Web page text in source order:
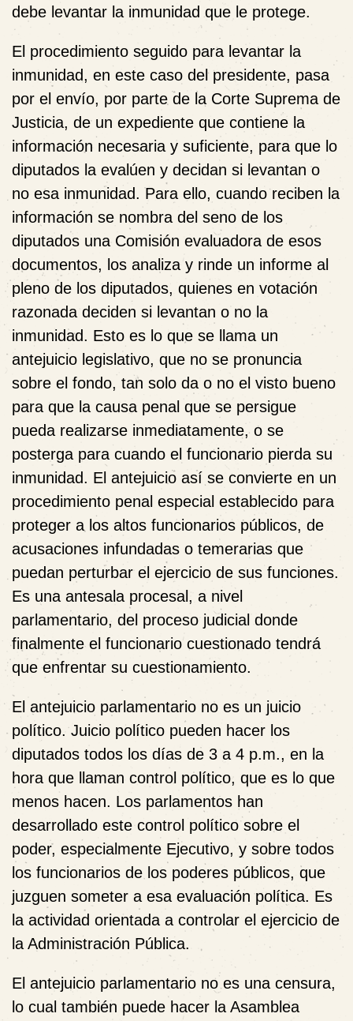
debe levantar la inmunidad que le protege.
El procedimiento seguido para levantar la
inmunidad, en este caso del presidente, pasa
por el envío, por parte de la Corte Suprema de
Justicia, de un expediente que contiene la
información necesaria y suficiente, para que lo
diputados la evalúen y decidan si levantan o
no esa inmunidad. Para ello, cuando reciben la
información se nombra del seno de los
diputados una Comisión evaluadora de esos
documentos, los analiza y rinde un informe al
pleno de los diputados, quienes en votación
razonada deciden si levantan o no la
inmunidad. Esto es lo que se llama un
antejuicio legislativo, que no se pronuncia
sobre el fondo, tan solo da o no el visto bueno
para que la causa penal que se persigue
pueda realizarse inmediatamente, o se
posterga para cuando el funcionario pierda su
inmunidad. El antejuicio así se convierte en un
procedimiento penal especial establecido para
proteger a los altos funcionarios públicos, de
acusaciones infundadas o temerarias que
puedan perturbar el ejercicio de sus funciones.
Es una antesala procesal, a nivel
parlamentario, del proceso judicial donde
finalmente el funcionario cuestionado tendrá
que enfrentar su cuestionamiento.
El antejuicio parlamentario no es un juicio
político. Juicio político pueden hacer los
diputados todos los días de 3 a 4 p.m., en la
hora que llaman control político, que es lo que
menos hacen. Los parlamentos han
desarrollado este control político sobre el
poder, especialmente Ejecutivo, y sobre todos
los funcionarios de los poderes públicos, que
juzguen someter a esa evaluación política. Es
la actividad orientada a controlar el ejercicio de
la Administración Pública.
El antejuicio parlamentario no es una censura,
lo cual también puede hacer la Asamblea